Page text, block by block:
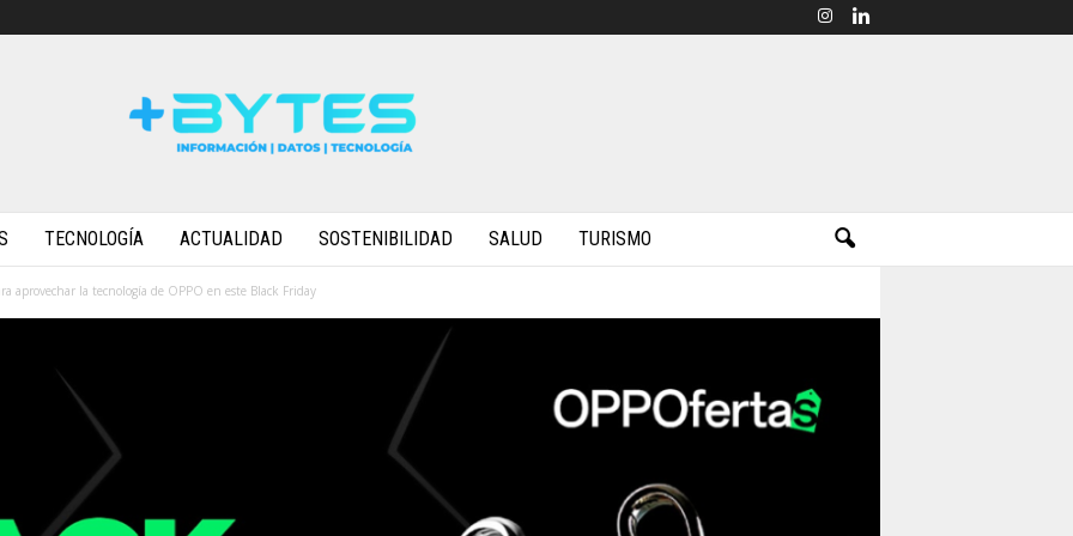
TECNOLOGÍA ACTUALIDAD SOSTENIBILIDAD SALUD TURISMO
aprovechar la tecnología de OPPO en este Black Friday